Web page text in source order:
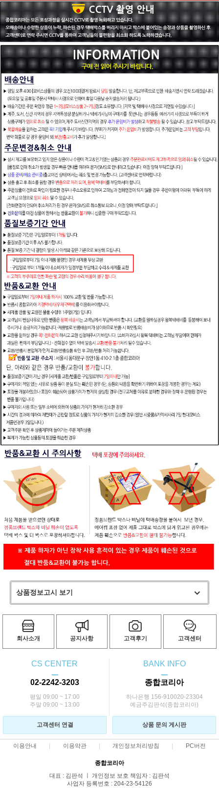
상품정보고시 보기
회사소개 공지사항 고객후기 고객센터
CS CENTER
ㅡ
02-2242-3203
평일 09:00 ~ 17:00
주말 09:00 ~ 13:00
BANK INFO
ㅡ
종합코리아
하나은행 156-910020-23304
예금주김판석(종합코리아)
고객센터 연결 상품 문의 게시판
이용안내 이용약관 개인정보처리방침 PC버전
종합코리아
대표 : 김판석 ㅣ 개인정보 보호 책임자 : 김판석
사업자 등록번호 : 204-23-54126